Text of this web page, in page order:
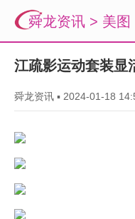
舜龙资讯 > 美图
江疏影运动套装显
舜龙资讯 ▪ 2024-01-18